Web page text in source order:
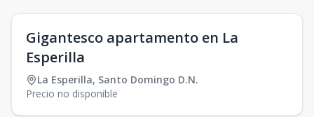
Gigantesco apartamento en La
Esperilla
La Esperilla, Santo Domingo D.N.
Precio no disponible